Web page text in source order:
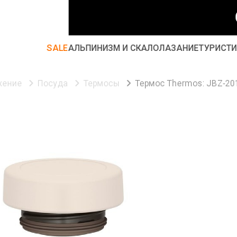
SALEАЛЬПИНИЗМ И СКАЛОЛАЗАНИЕ
Посуда Термосы Термос Thermos: JBZ-